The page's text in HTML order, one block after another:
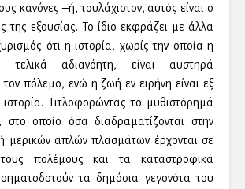
κανόνες –ή, τουλάχιστον, αυτός είναι ο
της εξουσίας. Το ίδιο εκφράζει με άλλα
ότι η ιστορία, χωρίς την οποία η
τελικά αδιανόητη, είναι αυστηρά
πόλεμο, ενώ η ζωή εν ειρήνη είναι εξ
Τιτλοφορώντας το μυθιστόρημά
στο οποίο όσα διαδραματίζονται στην
μερικών απλών πλασμάτων έρχονται σε
πολέμους και τα καταστροφικά
τα δημόσια γεγονότα του